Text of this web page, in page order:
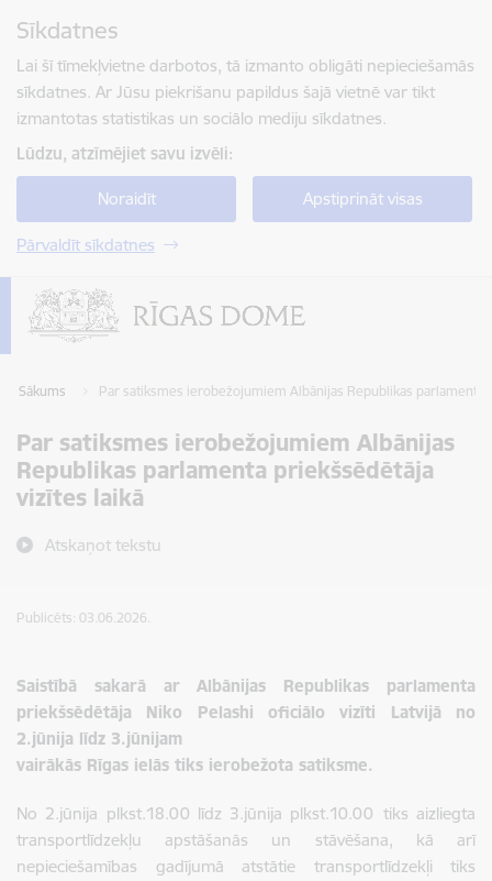
Sīkdatnes
Lai šī tīmekļvietne darbotos, tā izmanto obligāti nepieciešamās
sīkdatnes. Ar Jūsu piekrišanu papildus šajā vietnē var tikt
izmantotas statistikas un sociālo mediju sīkdatnes.
Lūdzu, atzīmējiet savu izvēli:
Noraidīt Apstiprināt visas
Pārvaldīt sīkdatnes
Sākums Par satiksmes ierobežojumiem Albānijas Republikas parlamenta
Par satiksmes ierobežojumiem Albānijas
Republikas parlamenta priekšsēdētāja
vizītes laikā
Atskaņot tekstu
Publicēts: 03.06.2026.
Saistībā sakarā ar Albānijas Republikas parlamenta
priekšsēdētāja Niko Pelashi oficiālo vizīti Latvijā no
2.jūnija līdz 3.jūnijam
vairākās Rīgas ielās tiks ierobežota satiksme.
No 2.jūnija plkst.18.00 līdz 3.jūnija plkst.10.00 tiks aizliegta
transportlīdzekļu apstāšanās un stāvēšana, kā arī
nepieciešamības gadījumā atstātie transportlīdzekļi tiks